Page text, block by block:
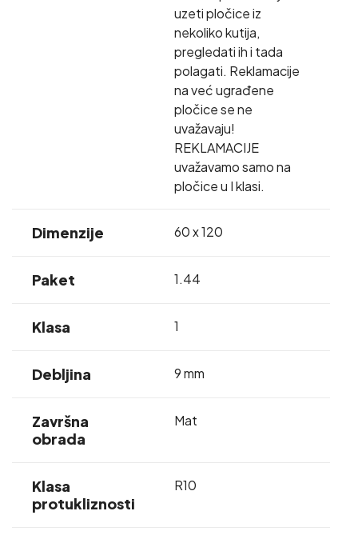
uzeti pločice iz
nekoliko kutija,
pregledati ih i tada
polagati. Reklamacije
na već ugrađene
pločice se ne
uvažavaju!
REKLAMACIJE
uvažavamo samo na
pločice u I klasi.
Dimenzije 60 x 120
Paket 1.44
Klasa 1
Debljina 9 mm
Završna
obrada
Mat
Klasa
protukliznosti
R10